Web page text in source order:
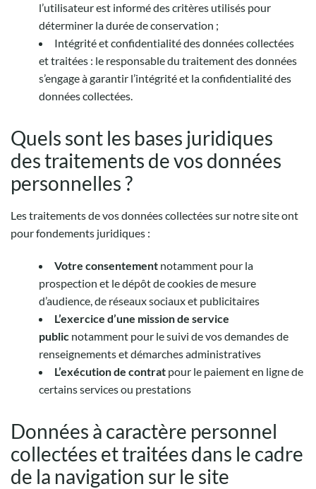
l’utilisateur est informé des critères utilisés pour
déterminer la durée de conservation ;
Intégrité et confidentialité des données collectées
et traitées : le responsable du traitement des données
s’engage à garantir l’intégrité et la confidentialité des
données collectées.
Quels sont les bases juridiques
des traitements de vos données
personnelles ?
Les traitements de vos données collectées sur notre site ont
pour fondements juridiques :
Votre consentement notamment pour la
prospection et le dépôt de cookies de mesure
d’audience, de réseaux sociaux et publicitaires
L’exercice d’une mission de service
public notamment pour le suivi de vos demandes de
renseignements et démarches administratives
L’exécution de contrat pour le paiement en ligne de
certains services ou prestations
Données à caractère personnel
collectées et traitées dans le cadre
de la navigation sur le site